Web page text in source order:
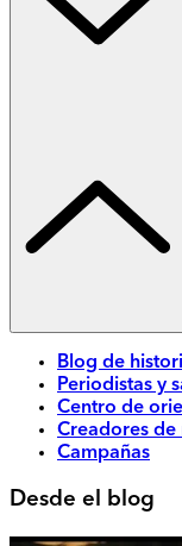
Blog de
Periodistas y
Centro de
Creadores de
Campañas
Desde el blog